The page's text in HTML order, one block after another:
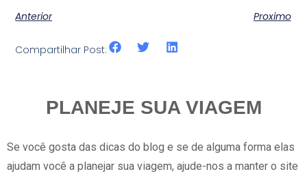
Anterior Proximo
Compartilhar Post:
PLANEJE SUA VIAGEM
Se você gosta das dicas do blog e se de alguma forma elas
ajudam você a planejar sua viagem, ajude-nos a manter o site